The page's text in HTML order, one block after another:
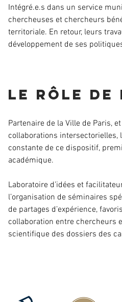
Intégré.e.s dans un service
chercheuses et chercheurs
territoriale. En retour, leurs
développement de ses
Le rôle de
Partenaire de la Ville de Paris,
collaborations intersectorielles,
constante de ce dispositif,
académique.
Laboratoire d’idées et
l’organisation de séminaires
de partages d’expérience,
collaboration entre chercheurs
scientifique des dossiers des